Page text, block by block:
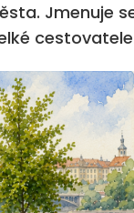
Jmenuje